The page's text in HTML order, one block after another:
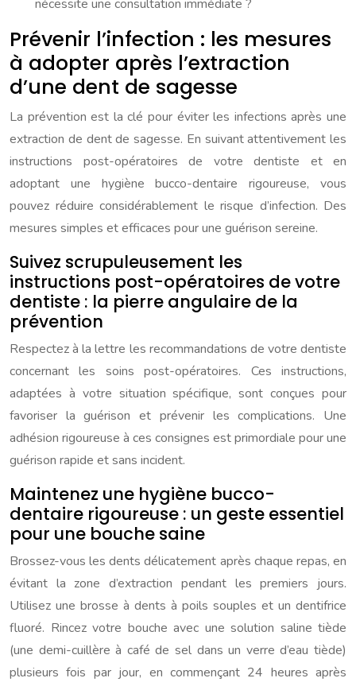
nécessite une consultation immédiate ?
Prévenir l’infection : les mesures
à adopter après l’extraction
d’une dent de sagesse
La prévention est la clé pour éviter les infections après une
extraction de dent de sagesse. En suivant attentivement les
instructions post-opératoires de votre dentiste et en
adoptant une hygiène bucco-dentaire rigoureuse, vous
pouvez réduire considérablement le risque d’infection. Des
mesures simples et efficaces pour une guérison sereine.
Suivez scrupuleusement les
instructions post-opératoires de votre
dentiste : la pierre angulaire de la
prévention
Respectez à la lettre les recommandations de votre dentiste
concernant les soins post-opératoires. Ces instructions,
adaptées à votre situation spécifique, sont conçues pour
favoriser la guérison et prévenir les complications. Une
adhésion rigoureuse à ces consignes est primordiale pour une
guérison rapide et sans incident.
Maintenez une hygiène bucco-
dentaire rigoureuse : un geste essentiel
pour une bouche saine
Brossez-vous les dents délicatement après chaque repas, en
évitant la zone d’extraction pendant les premiers jours.
Utilisez une brosse à dents à poils souples et un dentifrice
fluoré. Rincez votre bouche avec une solution saline tiède
(une demi-cuillère à café de sel dans un verre d’eau tiède)
plusieurs fois par jour, en commençant 24 heures après